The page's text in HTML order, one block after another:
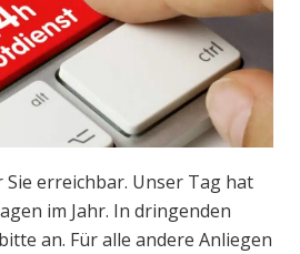
erreichbar. Unser Tag hat
im Jahr. In dringenden
an. Für alle andere Anliegen